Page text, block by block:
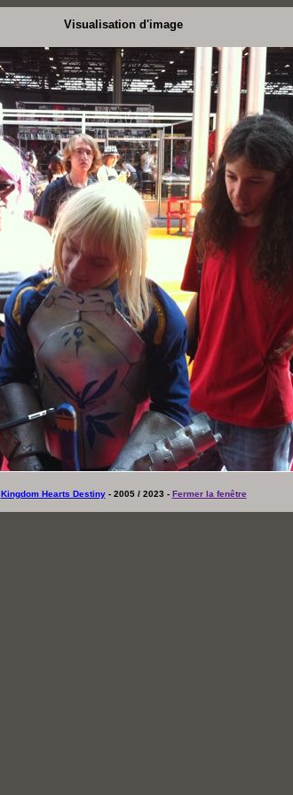
Visualisation d'image
Kingdom Hearts Destiny- 2005 / 2023 - Fermer la fenêtre